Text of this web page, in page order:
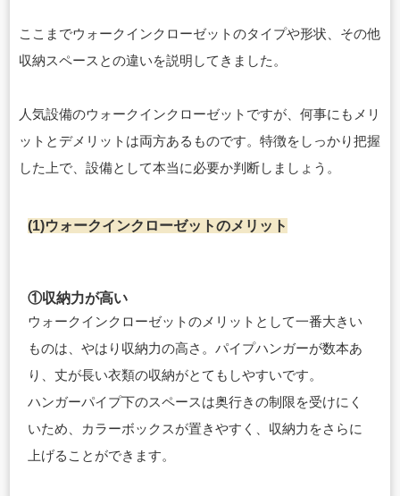
ここまでウォークインクローゼットのタイプや形状、その他
収納スペースとの違いを説明してきました。
人気設備のウォークインクローゼットですが、何事にもメリ
ットとデメリットは両方あるものです。特徴をしっかり把握
した上で、設備として本当に必要か判断しましょう。
(1)ウォークインクローゼットのメリット
①収納力が高い
ウォークインクローゼットのメリットとして一番大きい
ものは、やはり収納力の高さ。パイプハンガーが数本あ
り、丈が長い衣類の収納がとてもしやすいです。
ハンガーパイプ下のスペースは奥行きの制限を受けにく
いため、カラーボックスが置きやすく、収納力をさらに
上げることができます。